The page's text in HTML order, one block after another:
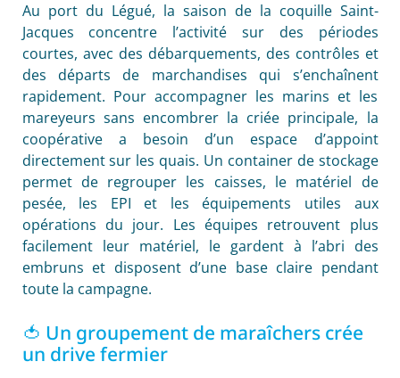
Au port du Légué, la saison de la coquille Saint-
Jacques concentre l’activité sur des périodes
courtes, avec des débarquements, des contrôles et
des départs de marchandises qui s’enchaînent
rapidement. Pour accompagner les marins et les
mareyeurs sans encombrer la criée principale, la
coopérative a besoin d’un espace d’appoint
directement sur les quais. Un container de stockage
permet de regrouper les caisses, le matériel de
pesée, les EPI et les équipements utiles aux
opérations du jour. Les équipes retrouvent plus
facilement leur matériel, le gardent à l’abri des
embruns et disposent d’une base claire pendant
toute la campagne.
🍅 Un groupement de maraîchers crée
un drive fermier